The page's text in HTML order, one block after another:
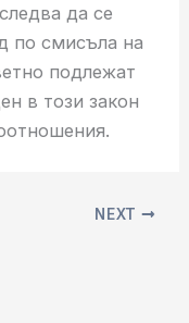
да се
по смисъла на
подлежат
в този закон
NEXT